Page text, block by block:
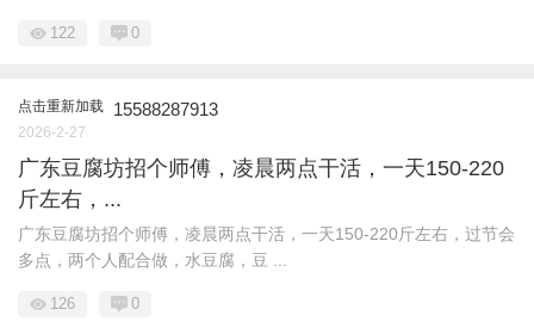
122 0
点击重新加载 15588287913
2026-2-27
广东豆腐坊招个师傅，凌晨两点干活，一天150-220
斤左右，...
广东豆腐坊招个师傅，凌晨两点干活，一天150-220斤左右，过节会
多点，两个人配合做，水豆腐，豆 ...
126 0